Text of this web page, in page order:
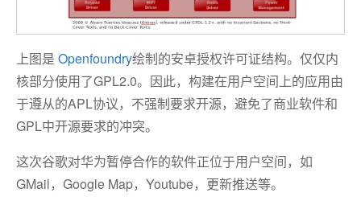
上图是 Openfoundry绘制的安卓授权许可证结构。仅仅内
核部分使用了GPL2.0。因此，构建在用户空间上的应用由
于遵从的APL协议，不强制要求开源，避免了商业软件和
GPL中开源要求的冲突。
这次谷歌对华为暂停合作的软件正位于用户空间，如
GMail，Google Map，Youtube，更新推送等。